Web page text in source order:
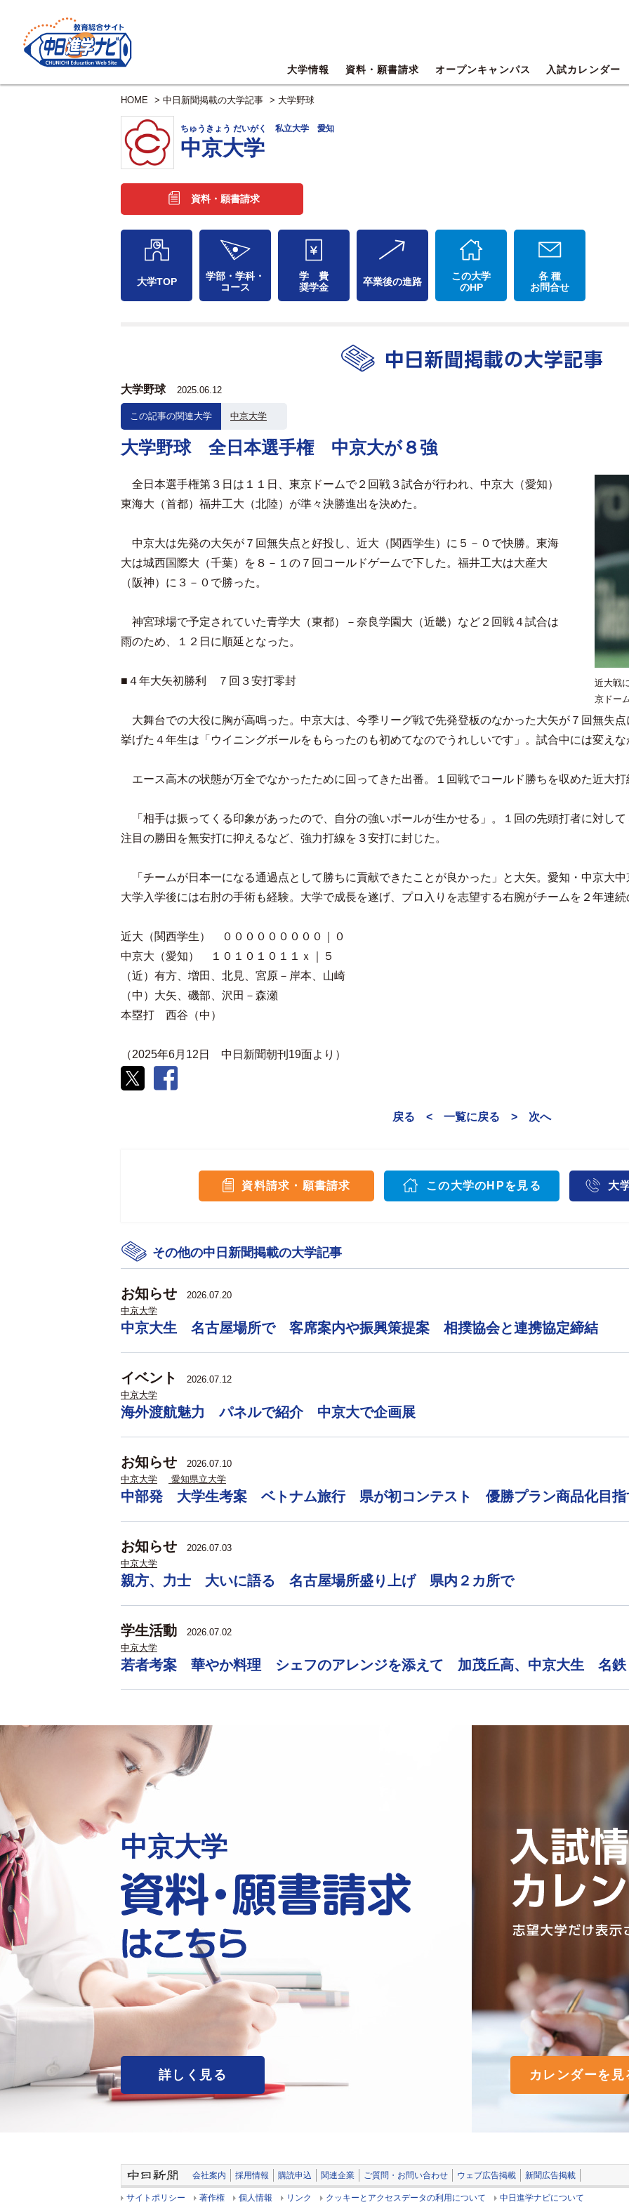
大学情報 資料・願書請求 オープンキャンパス 入試カレンダー
HOME > 中日新聞掲載の大学記事 > 大学野球
ちゅうきょう だいがく 私立大学 愛知
中京大学
資料・願書請求
大学TOP
学部・学科・
コース
学 費
奨学金
卒業後の進路
この大学
のHP
各 種
お問合せ
大学野球 2025.06.12
この記事の関連大学 中京大学
大学野球 全日本選手権 中京大が８強
近大戦
京ドー
全日本選手権第３日は１１日、東京ドームで２回戦３試合が行われ、中京大（愛知）
東海大（首都）福井工大（北陸）が準々決勝進出を決めた。
中京大は先発の大矢が７回無失点と好投し、近大（関西学生）に５－０で快勝。東海
大は城西国際大（千葉）を８－１の７回コールドゲームで下した。福井工大は大産大
（阪神）に３－０で勝った。
神宮球場で予定されていた青学大（東都）－奈良学園大（近畿）など２回戦４試合は
雨のため、１２日に順延となった。
■４年大矢初勝利 ７回３安打零封
大舞台での大役に胸が高鳴った。中京大は、今季リーグ戦で先発登板のなかった大矢が７回無失
挙げた４年生は「ウイニングボールをもらったのも初めてなのでうれしいです」。試合中には変え
エース高木の状態が万全でなかったために回ってきた出番。１回戦でコールド勝ちを収めた近大
「相手は振ってくる印象があったので、自分の強いボールが生かせる」。１回の先頭打者に対し
注目の勝田を無安打に抑えるなど、強力打線を３安打に封じた。
「チームが日本一になる通過点として勝ちに貢献できたことが良かった」と大矢。愛知・中京大
大学入学後には右肘の手術も経験。大学で成長を遂げ、プロ入りを志望する右腕がチームを２年連
近大（関西学生） ０００００００００｜０
中京大（愛知） １０１０１０１１ｘ｜５
（近）有方、増田、北見、宮原－岸本、山崎
（中）大矢、磯部、沢田－森瀬
本塁打 西谷（中）
（2025年6月12日 中日新聞朝刊19面より）
戻る < 一覧に戻る > 次へ
資料請求・願書請求 この大学のHPを見る 大
その他の中日新聞掲載の大学記事
お知らせ
2026.07.20
中京大学
中京大生 名古屋場所で 客席案内や振興策提案 相撲協会と連携協定締結
イベント
2026.07.12
中京大学
海外渡航魅力 パネルで紹介 中京大で企画展
お知らせ
2026.07.10
中京大学
愛知県立大学
中部発 大学生考案 ベトナム旅行 県が初コンテスト 優勝プラン商品化目指
お知らせ
2026.07.03
中京大学
親方、力士 大いに語る 名古屋場所盛り上げ 県内２カ所で
学生活動
2026.07.02
中京大学
若者考案 華やか料理 シェフのアレンジを添えて 加茂丘高、中京大生 名鉄
中京大学
詳しく見る カレンダーを見
会社案内 採用情報 購読申込 関連企業 ご質問・お問い合わせ ウェブ広告掲載 新聞広告掲載
サイトポリシー 著作権 個人情報 リンク クッキーとアクセスデータの利用について 中日進学ナビについて